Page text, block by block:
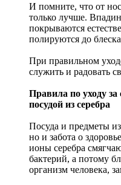
И помните, что от
только лучше.
покрываются
полируются до
При правильном
служить и радовать
Правила по уходу
посудой из серебра
Посуда и предметы
но и забота о
ионы серебра
бактерий, а потому
организм человека,